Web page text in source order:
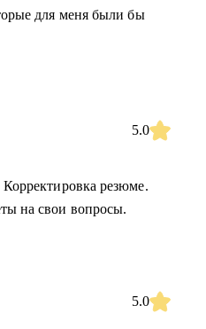
для меня были бы
5.0
резюме.
на свои вопросы.
5.0